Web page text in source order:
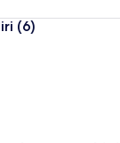
(6)